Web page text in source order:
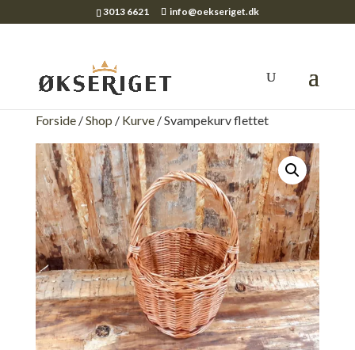
3013 6621 info@oekseriget.dk
Forside/Shop / Kurve/ Svampekurv flettet